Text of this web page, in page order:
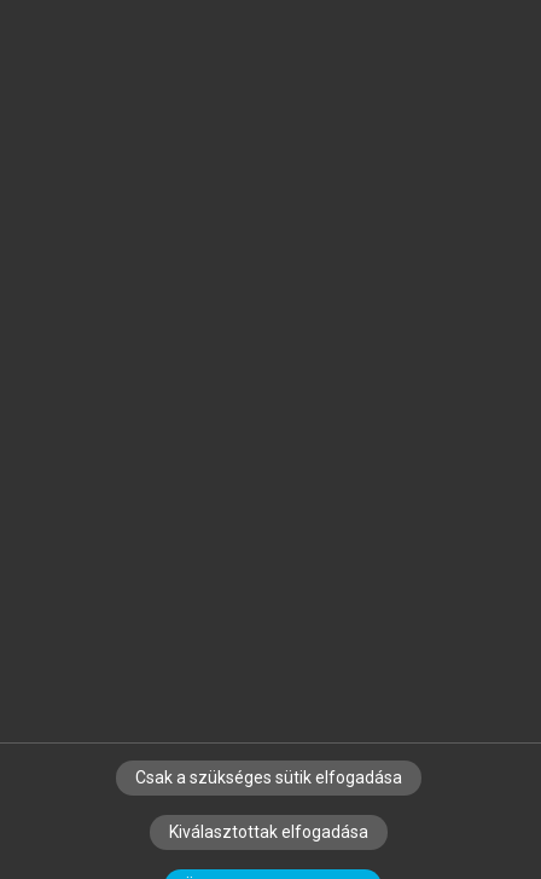
SZERZŐKNEK CÉGEKNEK KÖNYVTÁROSOKNAK
SZERKESZTÉSI ÉS LEKTORÁLÁSI ALAPELVEK
Csak a szükséges sütik elfogadása
Kiválasztottak elfogadása